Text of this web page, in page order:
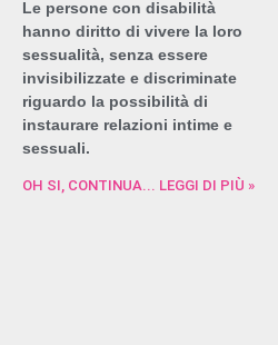
Le persone con disabilità
hanno diritto di vivere la loro
sessualità, senza essere
invisibilizzate e discriminate
riguardo la possibilità di
instaurare relazioni intime e
sessuali.
OH SI, CONTINUA... LEGGI DI PIÙ »